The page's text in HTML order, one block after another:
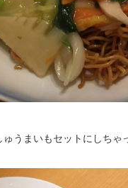
うまいもセットにしちゃ